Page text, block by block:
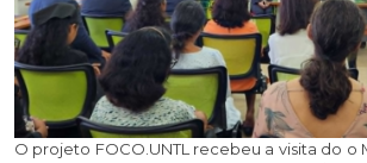
O projeto FOCO.UNTL recebeu a visita do o